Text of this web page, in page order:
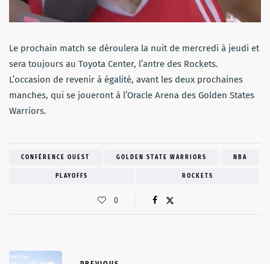
Le prochain match se déroulera la nuit de mercredi à jeudi et
sera toujours au Toyota Center, l’antre des Rockets.
L’occasion de revenir à égalité, avant les deux prochaines
manches, qui se joueront à l’Oracle Arena des Golden States
Warriors.
CONFÉRENCE OUEST GOLDEN STATE WARRIORS NBA
PLAYOFFS ROCKETS
0